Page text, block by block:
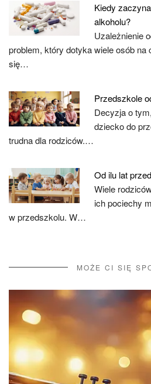
Kiedy
alkoholu?
Uzależnienie
problem, który dotyka wiele osób na
się…
Przedszkole
Decyzja o
dziecko do
trudna dla rodziców.…
Od ilu lat
Wiele
ich pociechy
w przedszkolu. W…
MOŻE CI SIĘ